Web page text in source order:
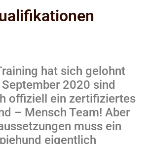
hat sich gelohnt
2020 sind
offiziell ein zertifiziertes
– Mensch Team! Aber
muss ein
eigentlich